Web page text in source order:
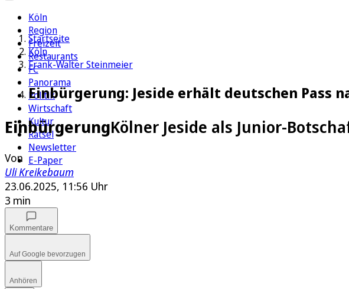
Köln
Region
Freizeit
Restaurants
FC
Panorama
Politik
Wirtschaft
Kultur
Rätsel
Newsletter
E-Paper
Startseite
Köln
Frank-Walter Steinmeier
Einbürgerung: Jeside erhält deutschen Pass
EinbürgerungKölner Jeside als Junior-
Von
Uli Kreikebaum
23.06.2025, 11:56 Uhr
3 min
Kommentare
Auf Google bevorzugen
Anhören